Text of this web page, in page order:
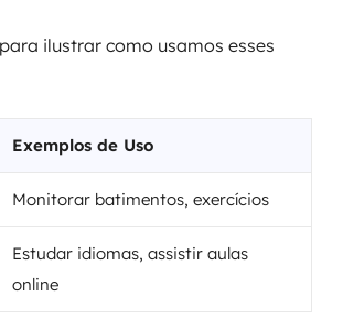
ilustrar como usamos esses
Exemplos de Uso
Monitorar batimentos, exercícios
Estudar idiomas, assistir aulas
online